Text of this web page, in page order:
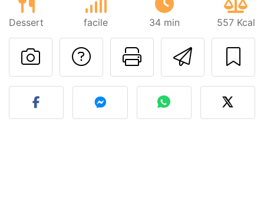
Dessert facile 34 min 557 Kcal
Imprimer
Poser une
Publier votre photo de